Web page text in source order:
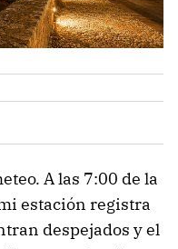
A las 7:00 de la
estación registra
despejados y el